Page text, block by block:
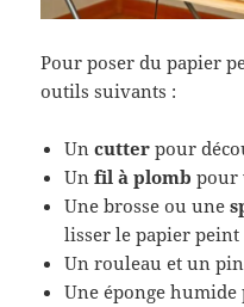
Pour poser du papier
outils suivants :
Uncutter pour
Unfil à plomb pour
Une brosse ou une
lisser le papier peint
Un rouleau et un
Une éponge